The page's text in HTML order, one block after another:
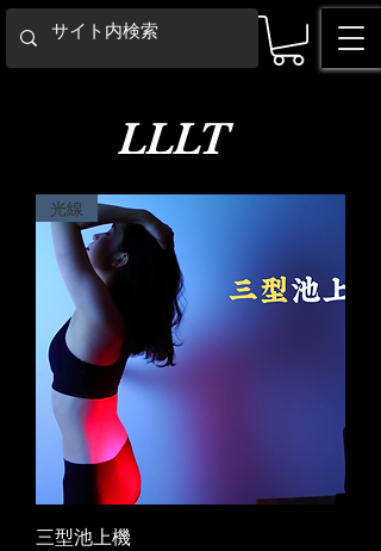
LLLT
光線
三型池上機